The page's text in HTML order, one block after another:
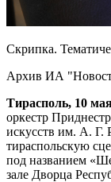
Скрипка.
Архив ИА
Тирасполь, 10
оркестр
искусств им. А. Г.
тираспольскую
под названием
зале Дворца